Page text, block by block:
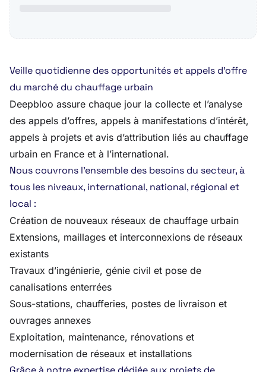
Veille quotidienne des opportunités et appels d’offre
du marché du chauffage urbain
Deepbloo assure chaque jour la collecte et l’analyse
des appels d’offres, appels à manifestations d’intérêt,
appels à projets et avis d’attribution liés au chauffage
urbain en France et à l’international.
Nous couvrons l’ensemble des besoins du secteur, à
tous les niveaux, international, national, régional et
local :
Création de nouveaux réseaux de chauffage urbain
Extensions, maillages et interconnexions de réseaux
existants
Travaux d’ingénierie, génie civil et pose de
canalisations enterrées
Sous-stations, chaufferies, postes de livraison et
ouvrages annexes
Exploitation, maintenance, rénovations et
modernisation de réseaux et installations